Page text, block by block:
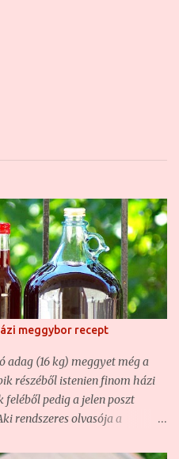
meggybor recept
adag (16 kg) meggyet még a
részéből istenien finom házi
pedig a jelen poszt
rendszeres olvasója a